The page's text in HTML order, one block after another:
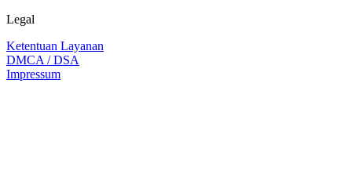
Legal
Ketentuan Layanan
DMCA / DSA
Impressum